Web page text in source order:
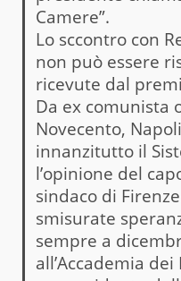
Camere”.
Lo sccontro con
non può essere
ricevute dal
Da ex comunista
Novecento,
innanzitutto il
l’opinione del
sindaco di
smisurate
sempre a
all’Accademia dei